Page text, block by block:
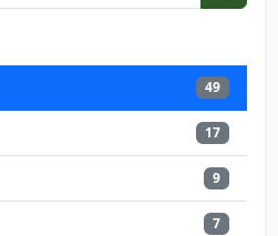
49
17
9
7